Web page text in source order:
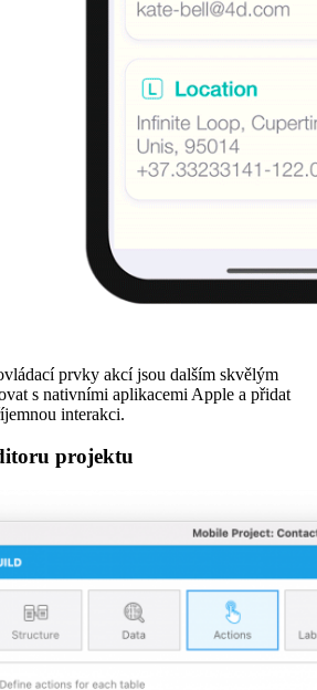
prvky akcí jsou dalším skvělým
s nativními aplikacemi Apple a přidat
interakci.
projektu